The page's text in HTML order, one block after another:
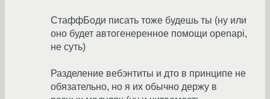
СтаффБоди писать тоже будешь ты (ну или
оно будет автогенеренное помощи openapi,
не суть)
Разделение вебэнтиты и дто в принципе не
обязательно, но я их обычно держу в